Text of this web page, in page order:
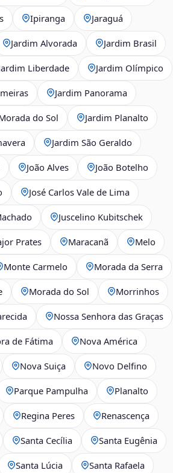
Ipiranga Jaraguá
Jardim Alvorada Jardim Brasil
Liberdade Jardim Olímpico
Jardim Panorama
do Sol Jardim Planalto
Jardim São Geraldo
João Alves João Botelho
José Carlos Vale de Lima
Juscelino Kubitschek
Prates Maracanã Melo
Monte Carmelo Morada da Serra
Morada do Sol Morrinhos
Nossa Senhora das Graças
de Fátima Nova América
Nova Suiça Novo Delfino
Parque Pampulha Planalto
Regina Peres Renascença
Santa Cecília Santa Eugênia
Santa Lúcia Santa Rafaela